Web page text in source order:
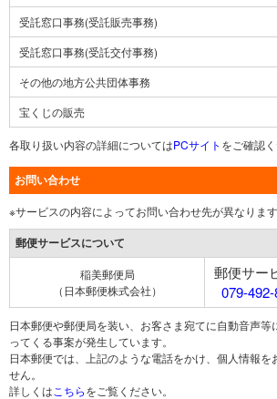
受託窓口事務(受託販売事務)
受託窓口事務(受託交付事務)
その他の地方公共団体事務
宝くじの販売
各取り扱い内容の詳細についてはPCサイト をご確認
お問い合わせ
※サービスの内容によってお問い合わせ先が異なります
郵便サービスについて
稲美郵便局
（日本郵便株式会社）
郵便サー
079-
日本郵便や郵便局を装い、お客さま宛てに自動音声
ってくる事案が発生しています。
日本郵便では、上記のような電話をかけ、個人情報を
せん。
詳しくは こちらをご覧ください。